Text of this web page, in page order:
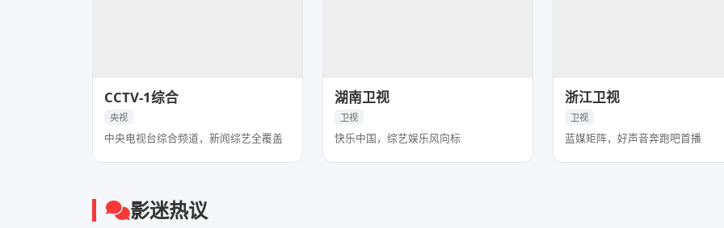
CCTV-1综合
央视
中央电视台综合频道，新闻综艺全覆盖
湖南卫视
卫视
快乐中国，综艺娱乐风向标
浙江卫视
卫视
蓝媒矩阵，好声音奔跑吧首播
影迷热议